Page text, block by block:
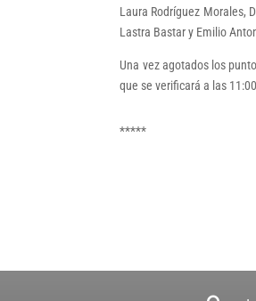
Laura Rodríguez Morales,
Lastra Bastar y Emilio
Una vez agotados los
que se verificará a las
*****